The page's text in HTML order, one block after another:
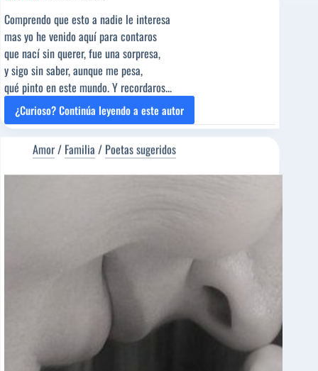
Comprendo que esto a nadie le interesa
mas yo he venido aquí para contaros
que nací sin querer, fue una sorpresa,
y sigo sin saber, aunque me pesa,
qué pinto en este mundo. Y recordaros...
¿Curioso? Continúa leyendo a este autor
ESTO
A
NADIE
LE
INTERESA
Lair
sugerido]
Amor / Familia / Poetas sugeridos